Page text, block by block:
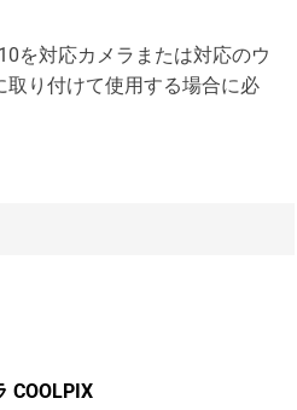
を対応カメラまたは対応のウ
取り付けて使用する場合に必
COOLPIX